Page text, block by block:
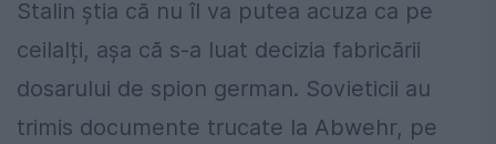
Stalin știa că nu îl va putea acuza ca pe
ceilalți, așa că s-a luat decizia fabricării
dosarului de spion german. Sovieticii au
trimis documente trucate la Abwehr, pe